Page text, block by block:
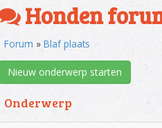
Honden
Forum » Blaf plaats
Nieuw onderwerp starten
Onderwerp